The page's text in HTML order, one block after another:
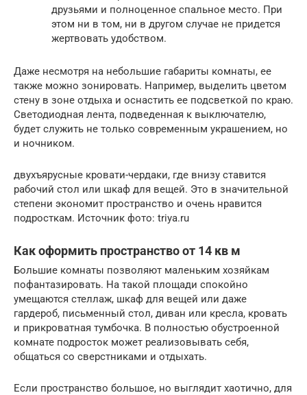
друзьями и полноценное спальное место. При
этом ни в том, ни в другом случае не придется
жертвовать удобством.
Даже несмотря на небольшие габариты комнаты, ее
также можно зонировать. Например, выделить цветом
стену в зоне отдыха и оснастить ее подсветкой по краю.
Светодиодная лента, подведенная к выключателю,
будет служить не только современным украшением, но
и ночником.
двухъярусные кровати-чердаки, где внизу ставится
рабочий стол или шкаф для вещей. Это в значительной
степени экономит пространство и очень нравится
подросткам. Источник фото: triya.ru
Как оформить пространство от 14 кв м
Большие комнаты позволяют маленьким хозяйкам
пофантазировать. На такой площади спокойно
умещаются стеллаж, шкаф для вещей или даже
гардероб, письменный стол, диван или кресла, кровать
и прикроватная тумбочка. В полностью обустроенной
комнате подросток может реализовывать себя,
общаться со сверстниками и отдыхать.
Если пространство большое, но выглядит хаотично, для